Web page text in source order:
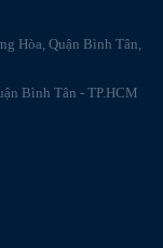
Hòa, Quận Bình Tân,
Bình Tân - TP.HCM